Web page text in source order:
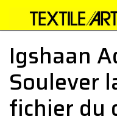
Igshaan
Soulever
fichier du